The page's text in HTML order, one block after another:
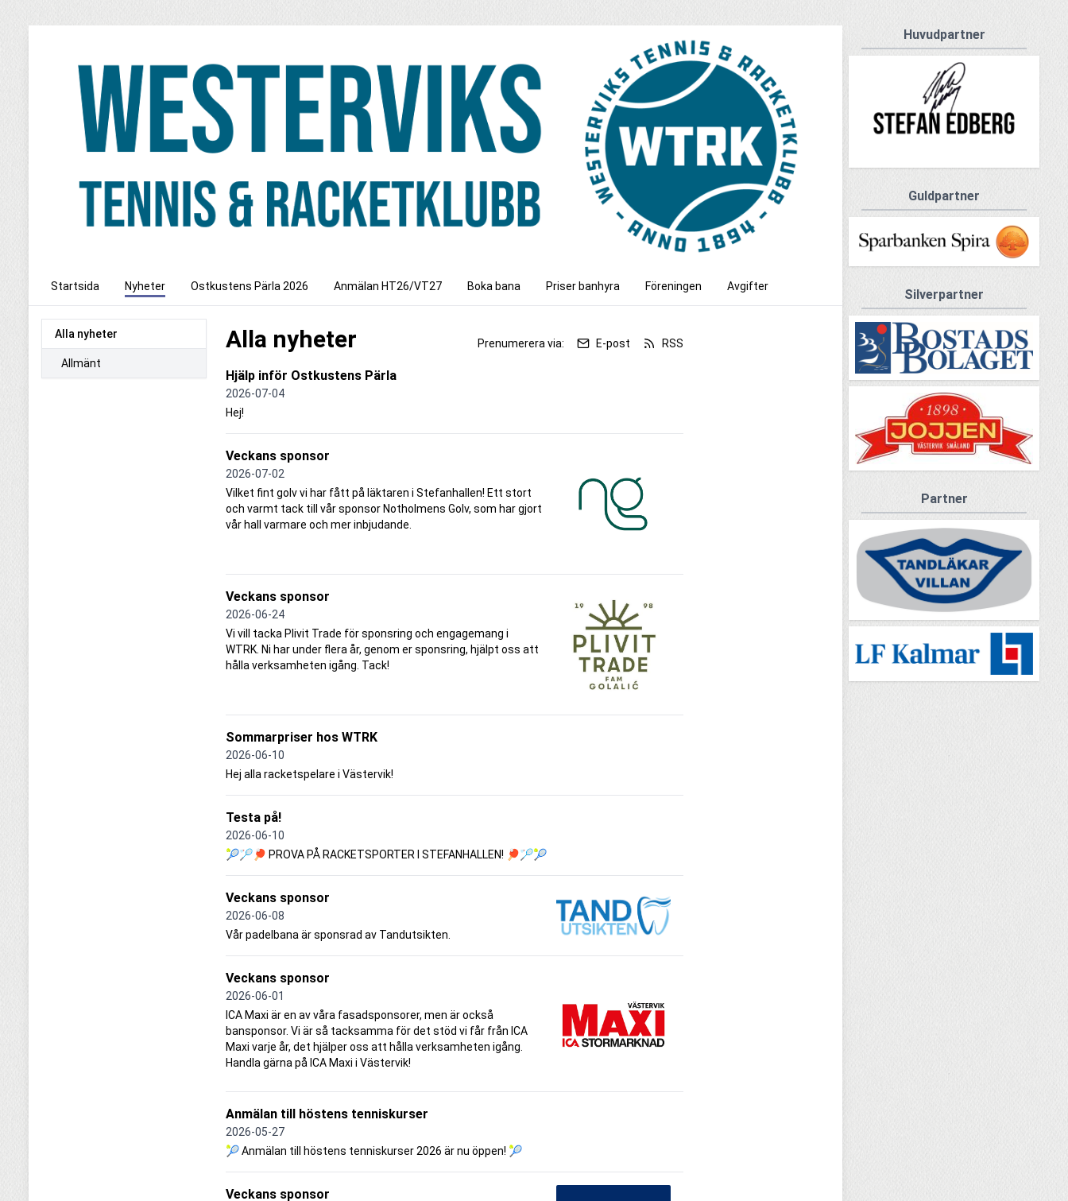
Startsida Nyheter Ostkustens Pärla 2026 Anmälan HT26/VT27 Boka bana Priser banhyra Föreningen Avgifter
Alla nyheter
Allmänt
Alla nyheter Prenumerera via: E-post RSS
Hjälp inför Ostkustens Pärla
2026-07-04
Hej!
Veckans sponsor
2026-07-02
Vilket fint golv vi har fått på läktaren i Stefanhallen! Ett stort
och varmt tack till vår sponsor Notholmens Golv, som har gjort
vår hall varmare och mer inbjudande.
Veckans sponsor
2026-06-24
Vi vill tacka Plivit Trade för sponsring och engagemang i
WTRK. Ni har under flera år, genom er sponsring, hjälpt oss att
hålla verksamheten igång. Tack!
Sommarpriser hos WTRK
2026-06-10
Hej alla racketspelare i Västervik!
Testa på!
2026-06-10
🎾🏸🏓 PROVA PÅ RACKETSPORTER I STEFANHALLEN! 🏓🏸🎾
Veckans sponsor
2026-06-08
Vår padelbana är sponsrad av Tandutsikten.
Veckans sponsor
2026-06-01
ICA Maxi är en av våra fasadsponsorer, men är också
bansponsor. Vi är så tacksamma för det stöd vi får från ICA
Maxi varje år, det hjälper oss att hålla verksamheten igång.
Handla gärna på ICA Maxi i Västervik!
Anmälan till höstens tenniskurser
2026-05-27
🎾 Anmälan till höstens tenniskurser 2026 är nu öppen! 🎾
Veckans sponsor
Huvudpartner
Guldpartner
Silverpartner
Partner